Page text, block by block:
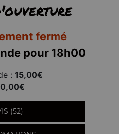
fermé
pour 18h00
: 15,00€
0,00€
(52)